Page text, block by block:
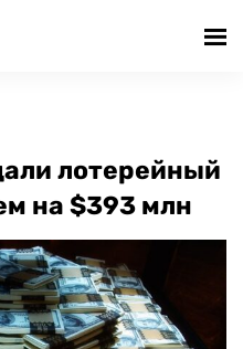
лотерейный
на $393 млн